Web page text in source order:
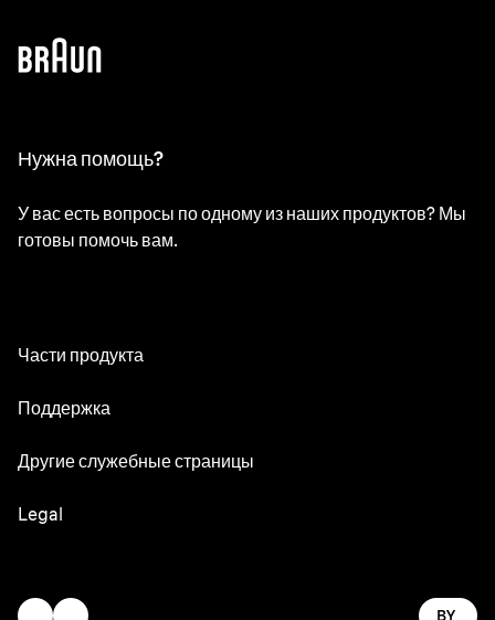
Нужна помощь?
У вас есть вопросы по одному из наших продуктов? Мы
готовы помочь вам.
Части продукта
Все части
Поддержка
Руководства по эксплуатации
Другие служебные страницы
Oral-B
Legal
Заявление о доступности
BY